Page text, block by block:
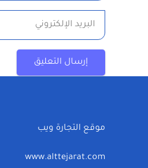
إرسال التعليق
موقع التجارة ويب
www.alttejarat.com